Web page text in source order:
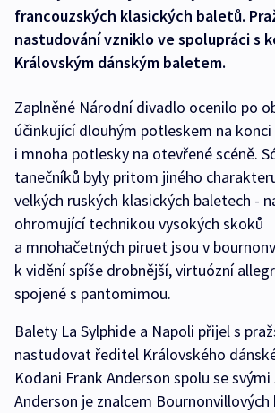
francouzských klasických baletů.
nastudování vzniklo ve spolupráci s
Královským dánským baletem.
Zaplněné Národní divadlo ocenilo po
účinkující dlouhým potleskem na
i mnoha potlesky na otevřené scéně.
tanečníků byly pritom jiného
velkých ruských klasických baletech -
ohromující technikou vysokých skoků
a mnohačetných piruet jsou v
k vidění spíše drobnější, virtuózní
spojené s pantomimou.
Balety La Sylphide a Napoli přijel s
nastudovat ředitel Královského
Kodani Frank Anderson spolu se
Anderson je znalcem